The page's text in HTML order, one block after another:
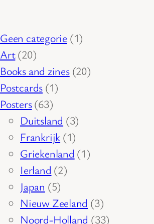
Geen categorie 11
Art 2020
producten
Books and zines 2020
Postcards 11
Posters 6363
producten
Duitsland 33
producten
Frankrijk 11
product
Griekenland 11
Ierland 22
Japan 55
producten
Nieuw Zeeland 33
producten
Noord-Holland 3333